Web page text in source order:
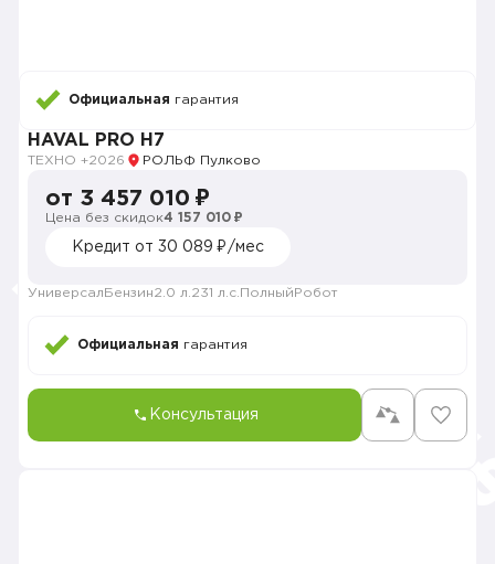
Официальная гарантия
HAVAL PRO H7
ТЕХНО +2026 РОЛЬФ Пулково
от 3 457 010 ₽
Цена без скидок4 157 010 ₽
Кредит от 30 089 ₽/мес
Универсал Бензин2.0 л. 231 л.с. Полный Робот
Официальная гарантия
Консультация